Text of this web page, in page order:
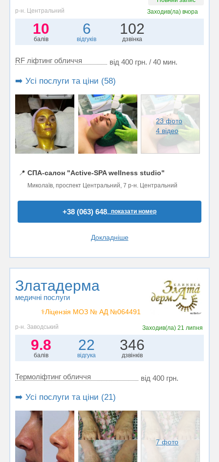
р-н. Центральний
Заходив(ла) вчора
10
балів
6
відгуків
102
дзвінка
RF ліфтинг обличчя від 400 грн. / 40 мин.
➡️ Усі послуги та ціни (58)
23 фото
4 відео
📍 СПА-салон "Active-SPA wellness studio"
Миколаїв, проспект Центральний, 7 р-н. Центральний
+38 (063) 648..показати номер
Докладніше
Златадерма
медичні послуги
⚕️Ліцензія МОЗ № АД №064491
р-н. Заводський Заходив(ла) 21 липня
9.8
балів
22
відгука
346
дзвінків
Термоліфтинг обличчя від 400 грн.
➡️ Усі послуги та ціни (21)
7 фото